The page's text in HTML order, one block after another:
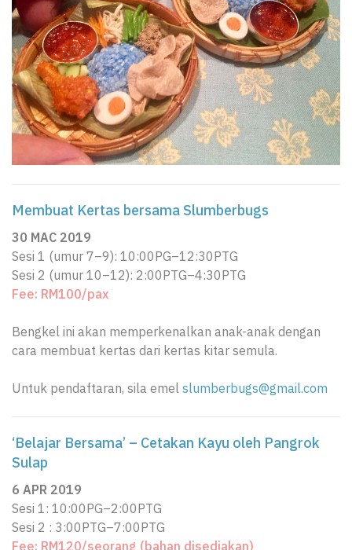
Membuat Kertas bersama Slumberbugs
30 MAC 2019
Sesi 1 (umur 7–9): 10:00PG–12:30PTG
Sesi 2 (umur 10–12): 2:00PTG–4:30PTG
Fee: RM100/pax
Bengkel ini akan memperkenalkan anak-anak dengan
cara membuat kertas dari kertas kitar semula.
Untuk pendaftaran, sila emel slumberbugs@gmail.com
‘Belajar Bersama’ – Cetakan Kayu oleh Pangrok
Sulap
6 APR 2019
Sesi 1: 10:00PG–2:00PTG
Sesi 2 : 3:00PTG–7:00PTG
Fee: RM120/seorang (bahan disediakan)